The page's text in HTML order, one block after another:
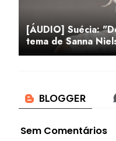
[ÁUDIO] Suécia:
tema de Sanna
Sem Comentários